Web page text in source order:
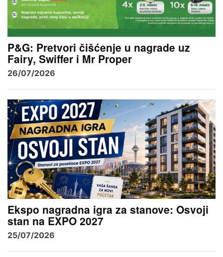
P&G: Pretvori čišćenje u nagrade uz
Fairy, Swiffer i Mr Proper
26/07/2026
Ekspo nagradna igra za stanove: Osvoji
stan na EXPO 2027
25/07/2026